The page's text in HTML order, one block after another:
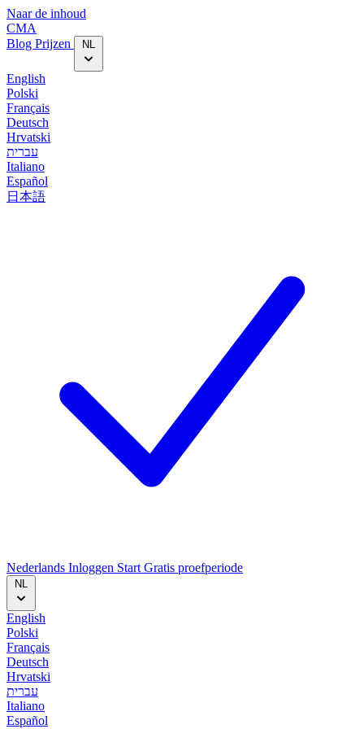
Naar de inhoud
CMA
Blog‎ Prijzen NL
English
Polski
Français
Deutsch
Hrvatski
עברית
Italiano
Español
日本語
Nederlands Inloggen Start Gratis proefperiode
NL
English
Polski
Français
Deutsch
Hrvatski
עברית
Italiano
Español